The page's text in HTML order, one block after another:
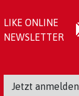
LIKE ONLINE
NEWSLETTER
Jetzt anmelden